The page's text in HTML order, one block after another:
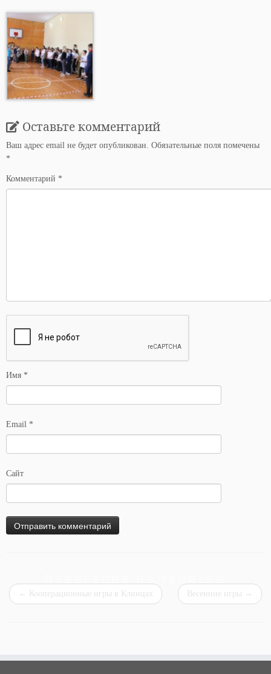
Оставьте комментарий
Ваш адрес email не будет опубликован. Обязательные поля помечены
*
Комментарий *
Имя *
Email *
Сайт
← Кооперационные игры в Клинцах Весенние игры →